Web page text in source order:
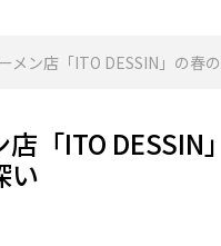
メン店「ITO DESSIN」の春
「ITO
い